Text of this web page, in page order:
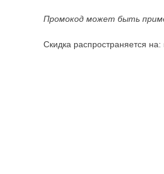
Промокод может быть
Скидка распространяется